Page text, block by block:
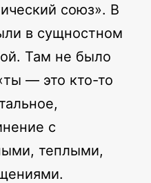
союз». В
в сущностном
Там не было
— это кто-то
с
теплыми,